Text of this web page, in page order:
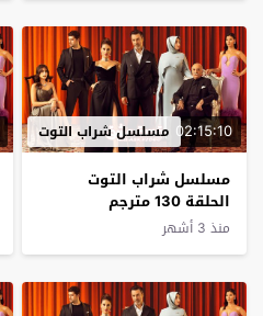
02:15:10 مسلسل شراب التوت
مسلسل شراب التوت
الحلقة 130 مترجم
منذ 3 أشهر